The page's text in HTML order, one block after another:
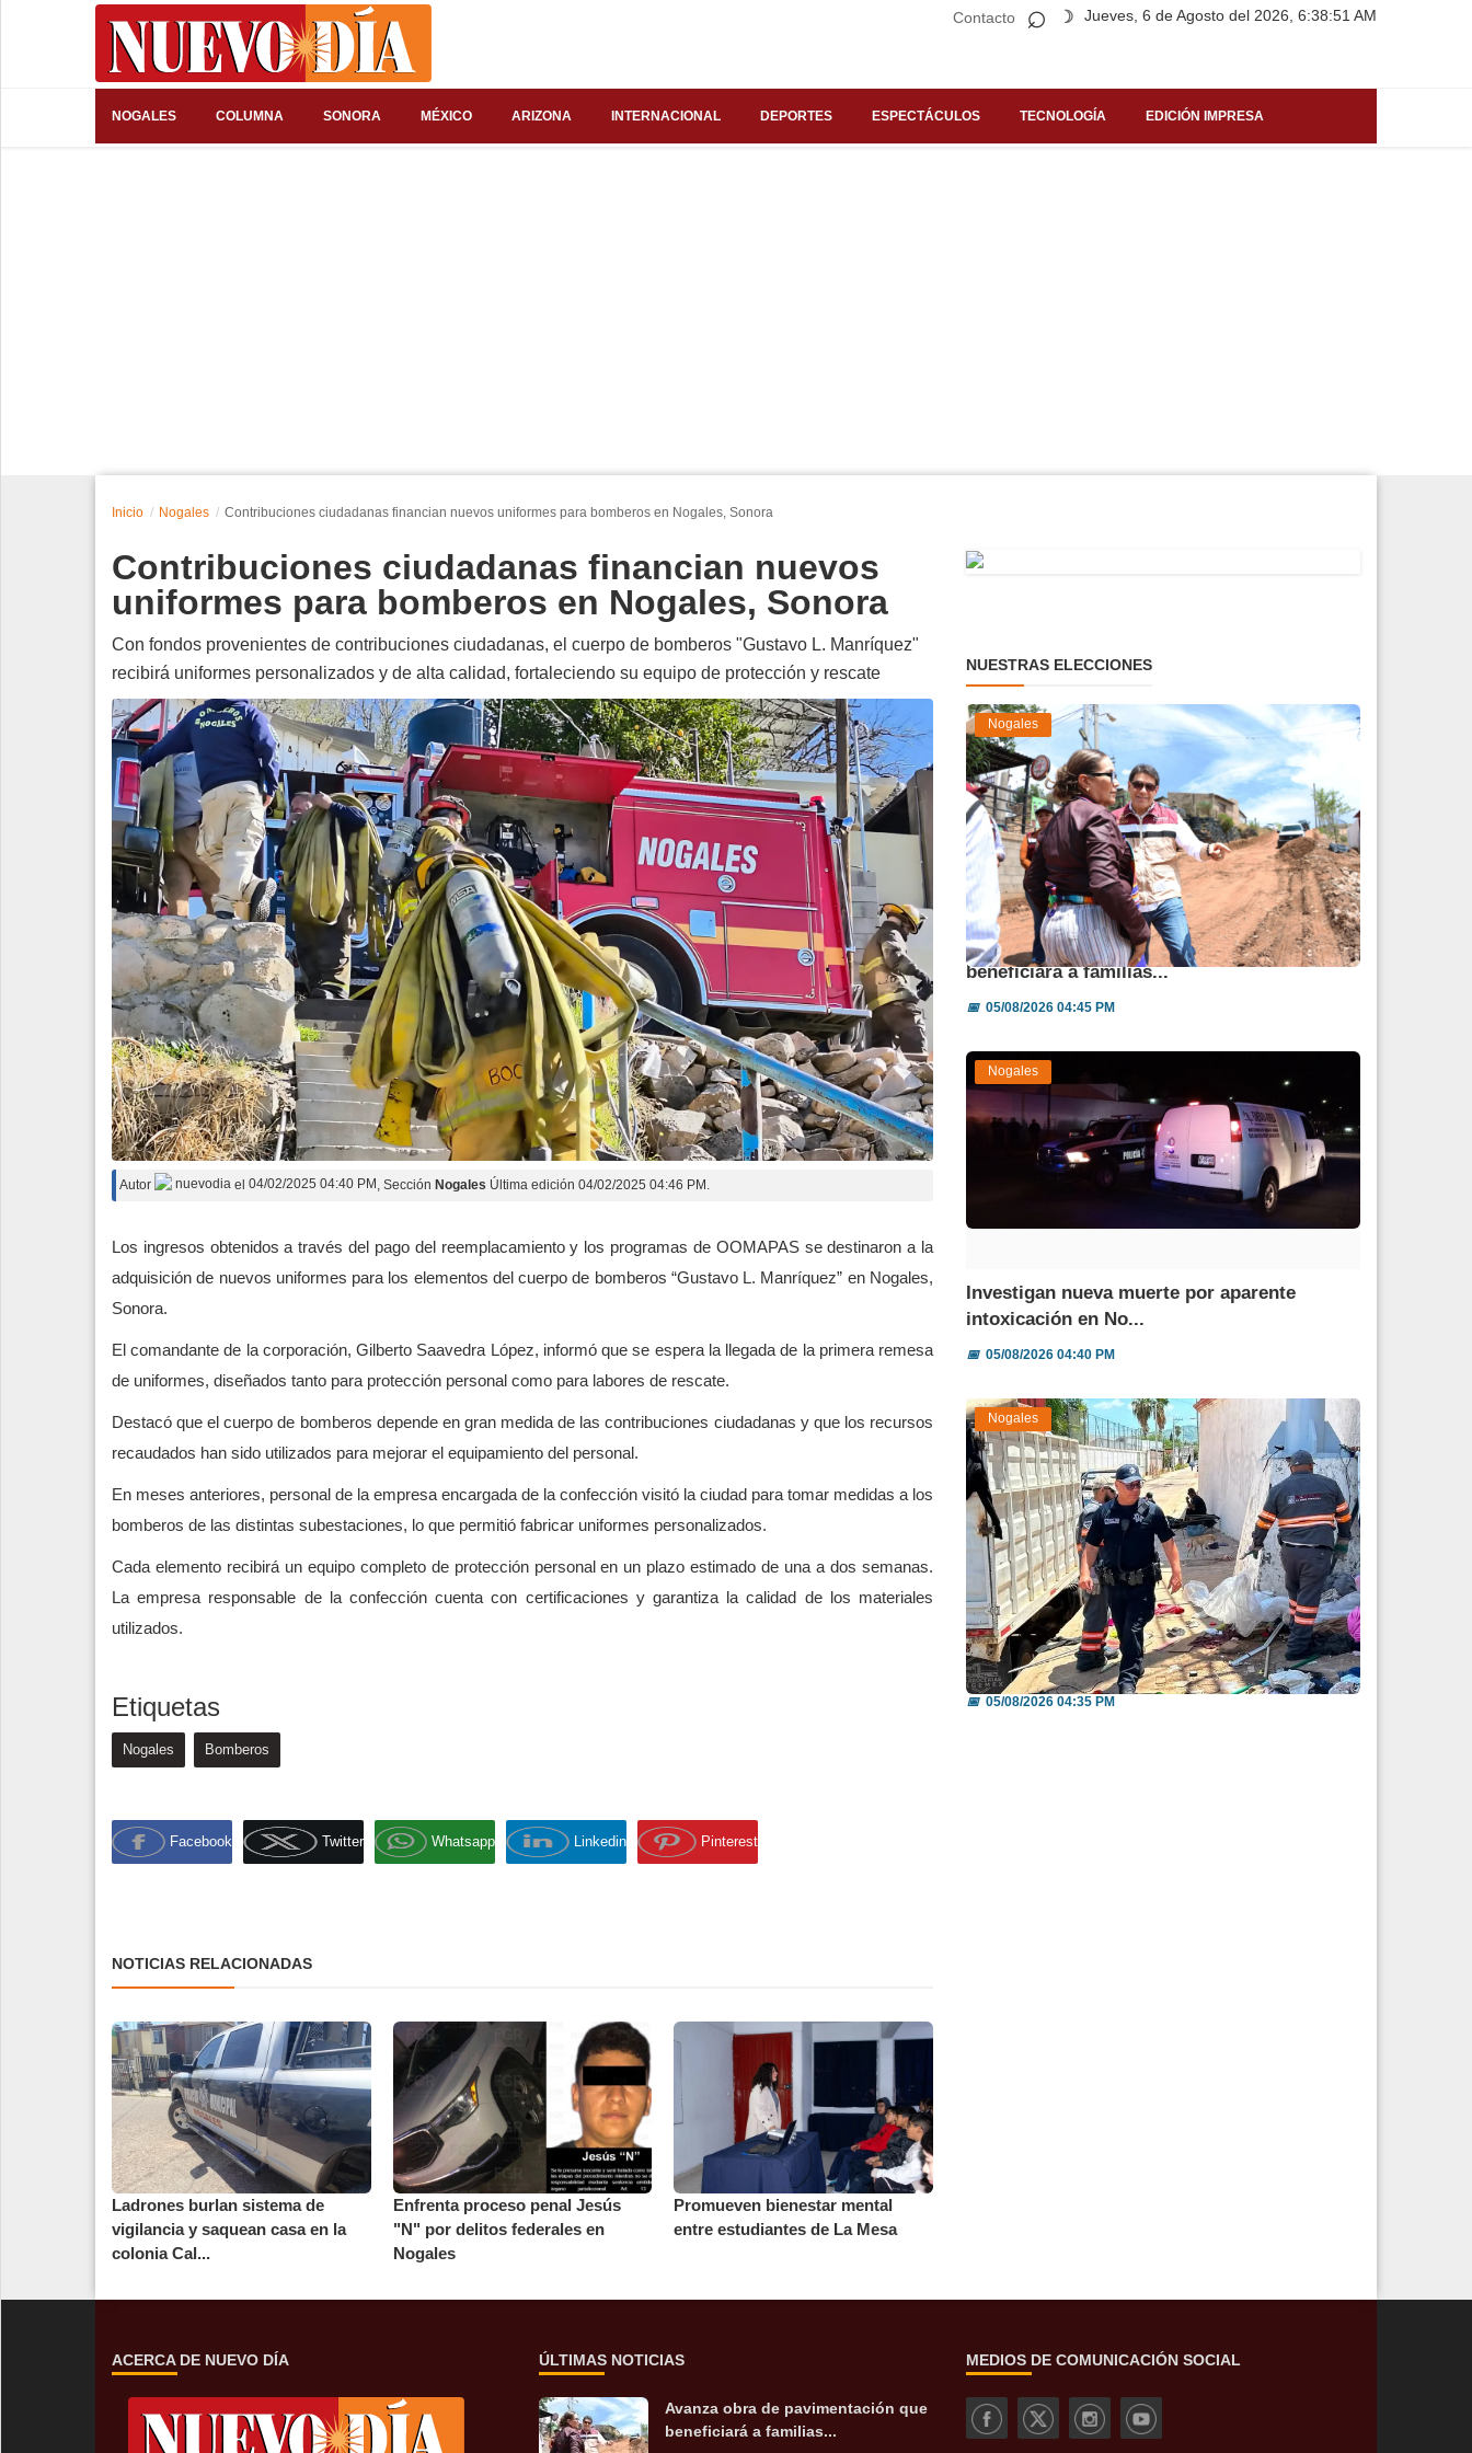
Contacto Jueves, 6 de Agosto del 2026, 6:38:51 AM
⌕ ☽
NOGALES COLUMNA SONORA MÉXICO ARIZONA INTERNACIONAL DEPORTES ESPECTÁCULOS TECNOLOGÍA EDICIÓN IMPRESA
Edición Impresa
Inicio Nogales Contribuciones ciudadanas financian nuevos uniformes para bomberos en Nogales, Sonora
Contribuciones ciudadanas financian nuevos
uniformes para bomberos en Nogales, Sonora
Con fondos provenientes de contribuciones ciudadanas, el cuerpo de bomberos "Gustavo L. Manríquez"
recibirá uniformes personalizados y de alta calidad, fortaleciendo su equipo de protección y rescate
Autor nuevodia el 04/02/2025 04:40 PM , Sección Nogales Última edición 04/02/2025 04:46 PM.
Los ingresos obtenidos a través del pago del reemplacamiento y los programas de OOMAPAS se destinaron a la
adquisición de nuevos uniformes para los elementos del cuerpo de bomberos “Gustavo L. Manríquez” en Nogales,
Sonora.
El comandante de la corporación, Gilberto Saavedra López, informó que se espera la llegada de la primera remesa
de uniformes, diseñados tanto para protección personal como para labores de rescate.
Destacó que el cuerpo de bomberos depende en gran medida de las contribuciones ciudadanas y que los recursos
recaudados han sido utilizados para mejorar el equipamiento del personal.
En meses anteriores, personal de la empresa encargada de la confección visitó la ciudad para tomar medidas a los
bomberos de las distintas subestaciones, lo que permitió fabricar uniformes personalizados.
Cada elemento recibirá un equipo completo de protección personal en un plazo estimado de una a dos semanas.
La empresa responsable de la confección cuenta con certificaciones y garantiza la calidad de los materiales
utilizados.
Etiquetas
Nogales Bomberos
Facebook Twitter Whatsapp Linkedin Pinterest
NOTICIAS RELACIONADAS
Ladrones burlan sistema de
vigilancia y saquean casa en la
colonia Cal...
Enfrenta proceso penal Jesús
"N" por delitos federales en
Nogales
Promueven bienestar mental
entre estudiantes de La Mesa
NUESTRAS ELECCIONES
Nogales
Avanza obra de pavimentación que
beneficiará a familias...
📅05/08/2026 04:45 PM
Nogales
Investigan nueva muerte por aparente
intoxicación en No...
📅05/08/2026 04:40 PM
Nogales
Invitan a reportar espacios públicos
invadidos a través...
📅05/08/2026 04:35 PM
ACERCA DE NUEVO DÍA ÚLTIMAS NOTICIAS
Avanza obra de pavimentación que
beneficiará a familias...
MEDIOS DE COMUNICACIÓN SOCIAL